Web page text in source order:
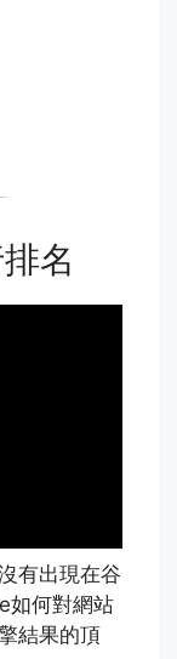
名
有出現在谷
如何對網站
結果的頂